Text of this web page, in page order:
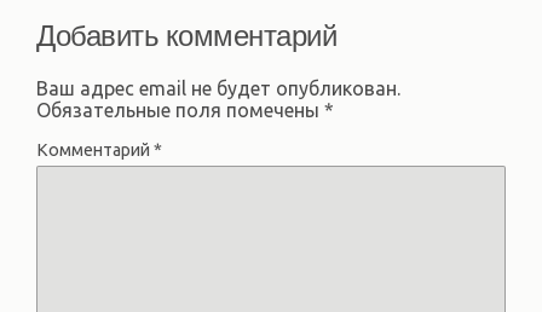
Добавить комментарий
Ваш адрес email не будет опубликован.
Обязательные поля помечены *
Комментарий *